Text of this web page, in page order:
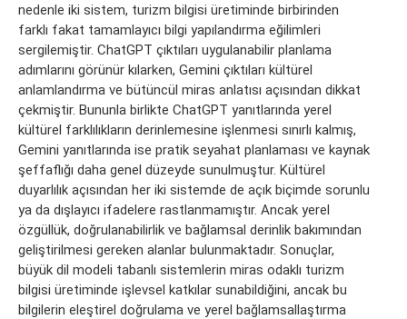
nedenle iki sistem, turizm bilgisi üretiminde birbirinden
farklı fakat tamamlayıcı bilgi yapılandırma eğilimleri
sergilemiştir. ChatGPT çıktıları uygulanabilir planlama
adımlarını görünür kılarken, Gemini çıktıları kültürel
anlamlandırma ve bütüncül miras anlatısı açısından dikkat
çekmiştir. Bununla birlikte ChatGPT yanıtlarında yerel
kültürel farklılıkların derinlemesine işlenmesi sınırlı kalmış,
Gemini yanıtlarında ise pratik seyahat planlaması ve kaynak
şeffaflığı daha genel düzeyde sunulmuştur. Kültürel
duyarlılık açısından her iki sistemde de açık biçimde sorunlu
ya da dışlayıcı ifadelere rastlanmamıştır. Ancak yerel
özgüllük, doğrulanabilirlik ve bağlamsal derinlik bakımından
geliştirilmesi gereken alanlar bulunmaktadır. Sonuçlar,
büyük dil modeli tabanlı sistemlerin miras odaklı turizm
bilgisi üretiminde işlevsel katkılar sunabildiğini, ancak bu
bilgilerin eleştirel doğrulama ve yerel bağlamsallaştırma